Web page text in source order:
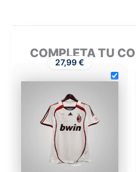
COMPLETA TU
27,99 €